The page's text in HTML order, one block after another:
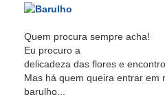
Quem procura sempre acha!
Eu procuro a
delicadeza das flores e
Mas há quem queira entrar em
barulho...